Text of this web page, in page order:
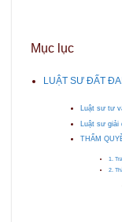
Mục lục
LUẬT SƯ ĐẤT
Luật sư tư
Luật sư
THẨM
1.
2.